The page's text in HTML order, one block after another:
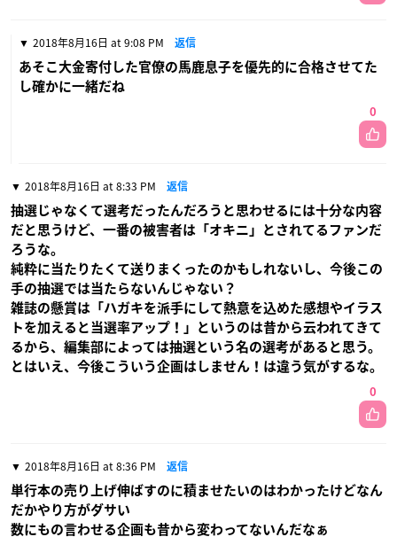
2018年8月16日 at 9:08 PM 返信
あそこ大金寄付した官僚の馬鹿息子を優先的に合格させてた
し確かに一緒だね
0
2018年8月16日 at 8:33 PM 返信
抽選じゃなくて選考だったんだろうと思わせるには十分な内容
だと思うけど、一番の被害者は「オキニ」とされてるファンだ
ろうな。
純粋に当たりたくて送りまくったのかもしれないし、今後この
手の抽選では当たらないんじゃない？
雑誌の懸賞は「ハガキを派手にして熱意を込めた感想やイラス
トを加えると当選率アップ！」というのは昔から云われてきて
るから、編集部によっては抽選という名の選考があると思う。
とはいえ、今後こういう企画はしません！は違う気がするな。
0
2018年8月16日 at 8:36 PM 返信
単行本の売り上げ伸ばすのに積ませたいのはわかったけどなん
だかやり方がダサい
数にもの言わせる企画も昔から変わってないんだなぁ